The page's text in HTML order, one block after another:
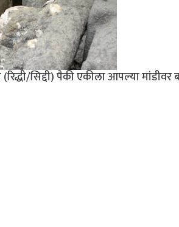
सिद्दी) पैकी एकीला आपल्या